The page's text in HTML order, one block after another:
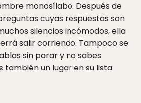
monosílabo. Después de
cuyas respuestas son
muchos silencios incómodos, ella
salir corriendo. Tampoco se
sin parar y no sabes
también un lugar en su lista